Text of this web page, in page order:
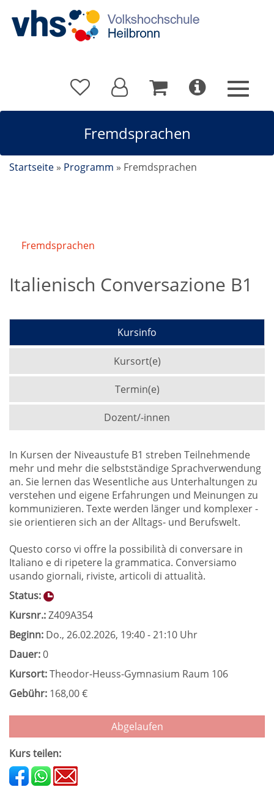
Fremdsprachen
Startseite » Programm » Fremdsprachen
Fremdsprachen
Italienisch Conversazione B1
Kursinfo
Kursort(e)
Termin(e)
Dozent/-innen
In Kursen der Niveaustufe B1 streben Teilnehmende
mehr und mehr die selbstständige Sprachverwendung
an. Sie lernen das Wesentliche aus Unterhaltungen zu
verstehen und eigene Erfahrungen und Meinungen zu
kommunizieren. Texte werden länger und komplexer -
sie orientieren sich an der Alltags- und Berufswelt.
Questo corso vi offre la possibilità di conversare in
Italiano e di ripetere la grammatica. Conversiamo
usando giornali, riviste, articoli di attualità.
Status:
Kursnr.:Z409A354
Beginn: Do., 26.02.2026, 19:40 - 21:10 Uhr
Dauer:0
Kursort:Theodor-Heuss-Gymnasium Raum 106
Gebühr: 168,00 €
Abgelaufen
Kurs teilen: